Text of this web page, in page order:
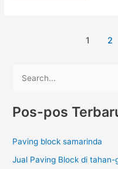
1 2
r
u
n
Pos-pos
Paving block samarinda
Jual Paving Block di tahan-